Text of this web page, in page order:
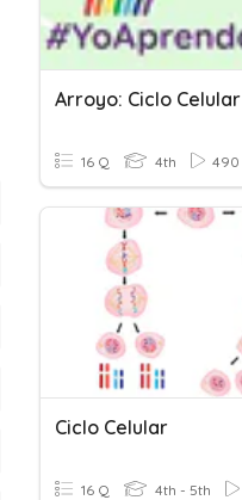
Arroyo: Ciclo Celular
16 Q 4th 490
Ciclo Celular
16 Q 4th - 5th